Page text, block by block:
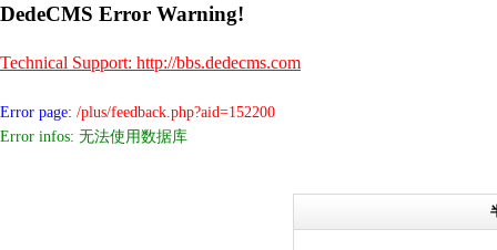
DedeCMS Error Warning!
Technical Support: http://bbs.dedecms.com
Error page: /plus/feedback.php?aid=152200
Error infos: 无法使用数据库